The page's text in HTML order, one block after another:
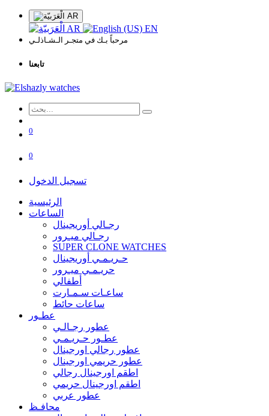
AR
AR EN
مرحباً بـك في متجـر الـشـاذلـي
تابعنا
0
0
تسجيل الدخول
الرئيسية
الساعات
رجـالي أوريجينال
رجـالي ميـرور
SUPER CLONE WATCHES
حـريـمـي أوريجينال
حريـمـي ميـرور
أطفالي
ساعـات سـمـارت
ساعات حائط
عطـور
عطور رجـالـي
عطـور حـريـمـي
عطور رجالي اورجينال
عطور حريمي اورجينال
اطقم اورجينال رجالي
اطقم اورجينال حريمي
عطور عربي
محافـظ